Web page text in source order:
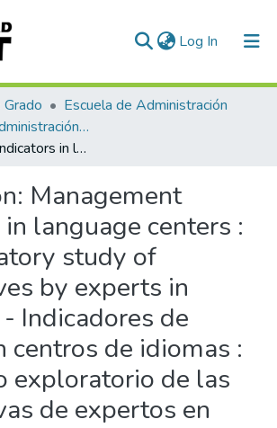
Log In (current)
Escuela de Administración
Maestría en Administración - MBA (tesis)
Management indicators in language centers : an exploratory study of perspectives by experts in Colombia - Indicadores de gestión en centros de idiomas : un estudio exploratorio de las perspectivas de expertos en Colombia
Management
language centers :
study of
by experts in
Indicadores de
centros de idiomas :
exploratorio de las
de expertos en